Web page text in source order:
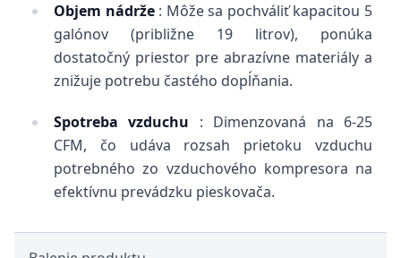
Objem nádrže: Môže sa pochváliť kapacitou 5
galónov (približne 19 litrov), ponúka
dostatočný priestor pre abrazívne materiály a
znižuje potrebu častého dopĺňania.
Spotreba vzduchu : Dimenzovaná na 6-25
CFM, čo udáva rozsah prietoku vzduchu
potrebného zo vzduchového kompresora na
efektívnu prevádzku pieskovača.